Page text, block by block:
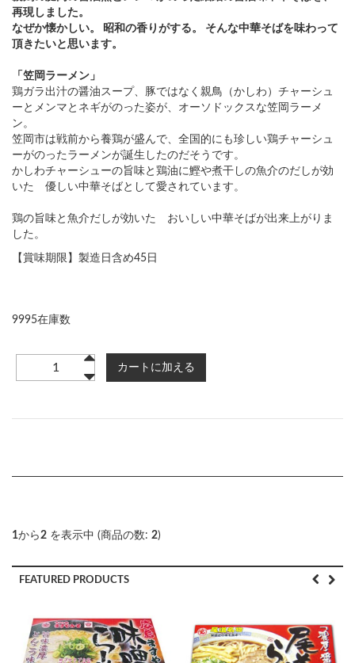
再現しました。
なぜか懐かしい。 昭和の香りがする。 そんな中華そばを味わって
頂きたいと思います。
「笠岡ラーメン」
鶏ガラ出汁の醤油スープ、豚ではなく親鳥（かしわ）チャーシュ
ーとメンマとネギがのった姿が、オーソドックスな笠岡ラーメ
ン。
笠岡市は戦前から養鶏が盛んで、全国的にも珍しい鶏チャーシュ
ーがのったラーメンが誕生したのだそうです。
かしわチャーシューの旨味と鶏油に鰹や煮干しの魚介のだしが効
いた 優しい中華そばとして愛されています。
鶏の旨味と魚介だしが効いた おいしい中華そばが出来上がりま
した。
【賞味期限】製造日含め45日
9995在庫数
1から2 を表示中 (商品の数: 2)
FEATURED PRODUCTS